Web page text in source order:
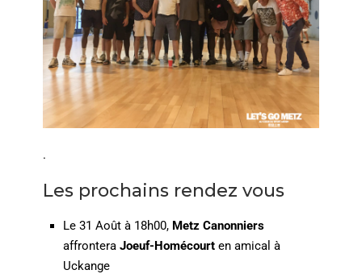
.
Les prochains rendez vous
Le 31 Août à 18h00, Metz Canonniers
affrontera Joeuf-Homécourten amical à
Uckange